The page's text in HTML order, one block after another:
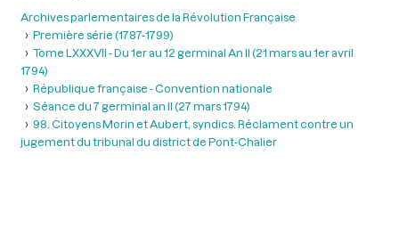
Archives parlementaires de la Révolution Française
Première série (1787-1799)
Tome LXXXVII - Du 1er au 12 germinal An II (21 mars au 1er avril
1794)
République française - Convention nationale
Séance du 7 germinal an II (27 mars 1794)
98. Citoyens Morin et Aubert, syndics. Réclament contre un
jugement du tribunal du district de Pont-Chalier